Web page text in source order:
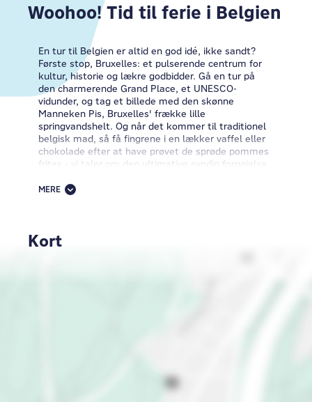
Woohoo! Tid til ferie i Belgien
En tur til Belgien er altid en god idé, ikke sandt?
Første stop, Bruxelles: et pulserende centrum for
kultur, historie og lækre godbidder. Gå en tur på
den charmerende Grand Place, et UNESCO-
vidunder, og tag et billede med den skønne
Manneken Pis, Bruxelles' frække lille
springvandshelt. Og når det kommer til traditionel
belgisk mad, så få fingrene i en lækker vaffel eller
chokolade efter at have prøvet de sprøde pommes
frites - vi taler om den ultimative syndig fornøjelse.
belgiske eventyr? Trommevirvel, tak! Velkommen til
Center, tæt på Grand Place, eller MEININGER Hotel
Men vent, din fantastiske rejse begynder først i
MERE
Kort